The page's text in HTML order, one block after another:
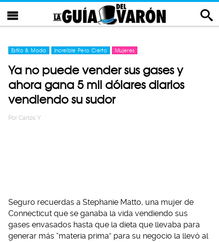
Estilo & Moda Increíble Pero Cierto Mujeres
Ya no puede vender sus gases y
ahora gana 5 mil dólares diarios
vendiendo su sudor
Por Carlos Y
Seguro recuerdas a Stephanie Matto, una mujer de
Connecticut que se ganaba la vida vendiendo sus
gases envasados hasta que la dieta que llevaba para
generar más “materia prima” para su negocio la llevó al